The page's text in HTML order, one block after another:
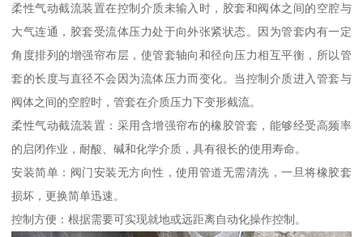
柔性气动截流装置在控制介质未输入时，胶套和阀体之间的空腔与
大气连通，胶套受流体压力处于向外张紧状态。因为管套内有一定
角度排列的增强帘布层，使管套轴向和径向压力相互平衡，所以管
套的长度与直径不会因为流体压力而变化。当控制介质进入管套与
阀体之间的空腔时，管套在介质压力下变形截流。
柔性气动截流装置：采用含增强帘布的橡胶管套，能够经受高频率
的启闭作业，耐酸、碱和化学介质，具有很长的使用寿命。
安装简单：阀门安装无方向性，使用管道无需清洗，一旦将橡胶套
损坏，更换简单迅速。
控制方便：根据需要可实现就地或远距离自动化操作控制。